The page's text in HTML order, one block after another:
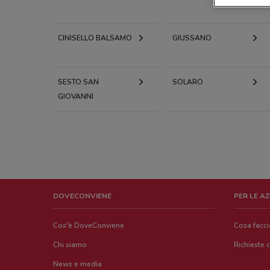
CINISELLO BALSAMO GIUSSANO
SESTO SAN
GIOVANNI
SOLARO
DOVECONVIENE
Cos'è DoveConviene
Chi siamo
News e media
PER LE
Cosa
Richieste